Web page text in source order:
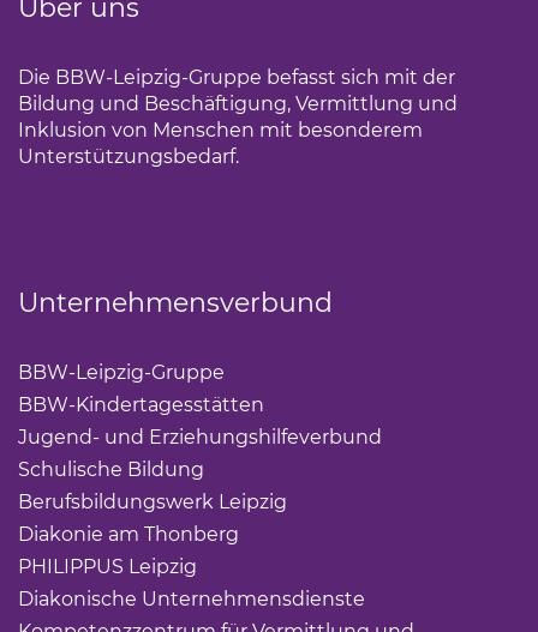
Über uns
Die BBW-Leipzig-Gruppe befasst sich mit der
Bildung und Beschäftigung, Vermittlung und
Inklusion von Menschen mit besonderem
Unterstützungsbedarf.
Unternehmensverbund
BBW-Leipzig-Gruppe
BBW-Kindertagesstätten
Jugend- und Erziehungshilfeverbund
Schulische Bildung
Berufsbildungswerk Leipzig
Diakonie am Thonberg
PHILIPPUS Leipzig
Diakonische Unternehmensdienste